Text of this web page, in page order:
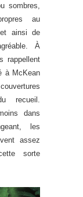
sombres,
au
ainsi de
À
rappellent
à McKean
recueil.
dans
les
assez
sorte